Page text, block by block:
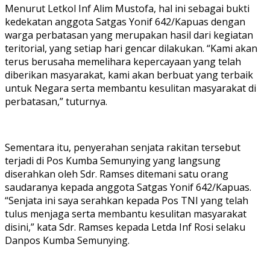
Menurut Letkol Inf Alim Mustofa, hal ini sebagai bukti
kedekatan anggota Satgas Yonif 642/Kapuas dengan
warga perbatasan yang merupakan hasil dari kegiatan
teritorial, yang setiap hari gencar dilakukan. “Kami akan
terus berusaha memelihara kepercayaan yang telah
diberikan masyarakat, kami akan berbuat yang terbaik
untuk Negara serta membantu kesulitan masyarakat di
perbatasan,” tuturnya.
Sementara itu, penyerahan senjata rakitan tersebut
terjadi di Pos Kumba Semunying yang langsung
diserahkan oleh Sdr. Ramses ditemani satu orang
saudaranya kepada anggota Satgas Yonif 642/Kapuas.
“Senjata ini saya serahkan kepada Pos TNI yang telah
tulus menjaga serta membantu kesulitan masyarakat
disini,” kata Sdr. Ramses kepada Letda Inf Rosi selaku
Danpos Kumba Semunying.